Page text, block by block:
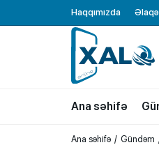
Haqqımızda Əlaqə
XALQ.ONLINE
ONLAYN PLATFORMA
Ana səhifə
Ana səhifə Gündəm